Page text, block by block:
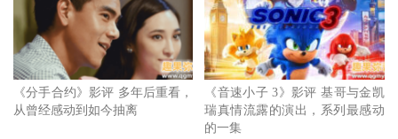
《分手合约》影评 多年后重看，
从曾经感动到如今抽离
《音速小子 3》影评 基哥与金凯
瑞真情流露的演出，系列最感动
的一集